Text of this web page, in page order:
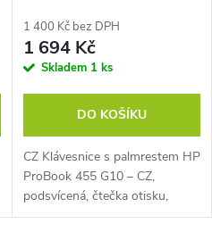
1 400 Kč bez DPH
1 694 Kč
Skladem 1 ks
DO KOŠÍKU
CZ Klávesnice s palmrestem HP
ProBook 455 G10 – CZ,
podsvícená, čtečka otisku,
N39018-FL1, použitá